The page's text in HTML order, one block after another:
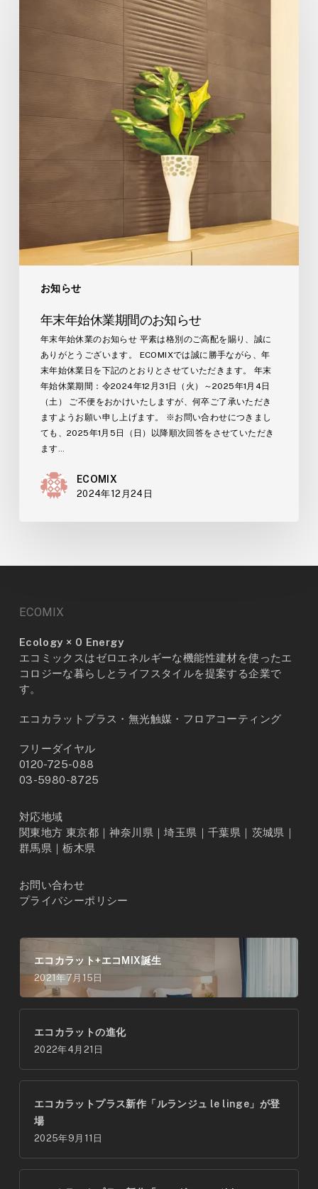
お知らせ
ら
年末年始休業期間のお知らせ
年末年始休業のお知らせ 平素は格別のご高配を賜り、誠に
ありがとうございます。 ECOMIXでは誠に勝手ながら、年
末年始休業日を下記のとおりとさせていただきます。 年末
年始休業期間：令2024年12月31日（火）～2025年1月4日
（土） ご不便をおかけいたしますが、何卒ご了承いただき
ますようお願い申し上げます。 ※お問い合わせにつきまし
ても、2025年1月5日（日）以降順次回答をさせていただき
ます…
ECOMIX
2024年12月24日
ECOMIX
Ecology × 0 Energy
エコミックスはゼロエネルギーな機能性建材を使ったエ
コロジーな暮らしとライフスタイルを提案する企業で
す。
エコカラットプラス・無光触媒・フロアコーティング
フリーダイヤル
0120-725-088
03-5980-8725
対応地域
関東地方 東京都｜神奈川県｜埼玉県｜千葉県｜茨城県｜
群馬県｜栃木県
お問い合わせ
プライバシーポリシー
エコカラット+エコMIX誕生
2021年7月15日
エコカラットの進化
2022年4月21日
エコカラットプラス新作「ルランジュ le linge」が登
場
2025年9月11日